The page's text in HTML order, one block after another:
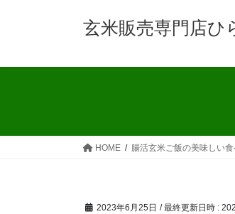
玄米販売専門店ひ
HOME 腸活玄米ご飯の美味しい
2023年6月25日 / 最終更新日時 :